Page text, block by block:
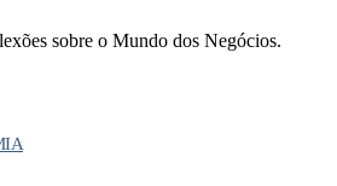
sobre o Mundo dos Negócios.